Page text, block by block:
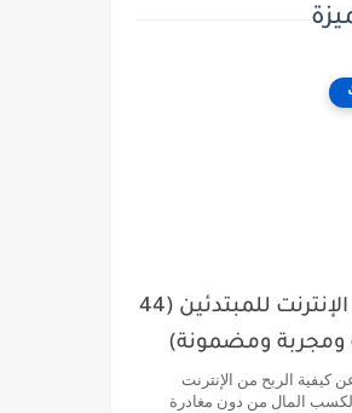
طرق الربح من الإنترنت للمبتدئين (44
ومجربة ومضمونة)
كيفية الربح من الإنترنت
المال من دون مغادرة